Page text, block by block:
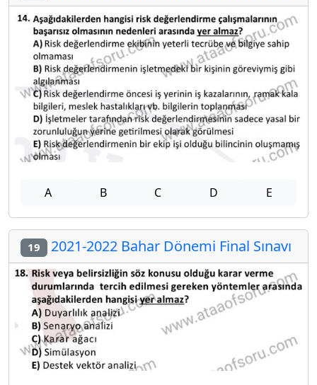
A B C D E
19 2021-2022 Bahar Dönemi Final Sınavı